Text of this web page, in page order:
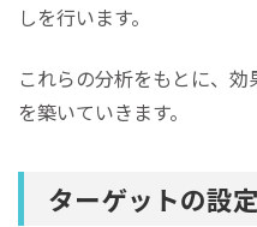
しを行います。
これらの分析をもとに、
を築いていきます。
ターゲットの設定